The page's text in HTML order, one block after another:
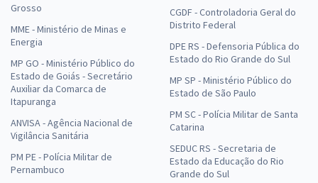
Grosso
MME - Ministério de Minas e
Energia
MP GO - Ministério Público do
Estado de Goiás - Secretário
Auxiliar da Comarca de
Itapuranga
ANVISA - Agência Nacional de
Vigilância Sanitária
PM PE - Polícia Militar de
Pernambuco
CGDF - Controladoria Geral do
Distrito Federal
DPE RS - Defensoria Pública do
Estado do Rio Grande do Sul
MP SP - Ministério Público do
Estado de São Paulo
PM SC - Polícia Militar de Santa
Catarina
SEDUC RS - Secretaria de
Estado da Educação do Rio
Grande do Sul